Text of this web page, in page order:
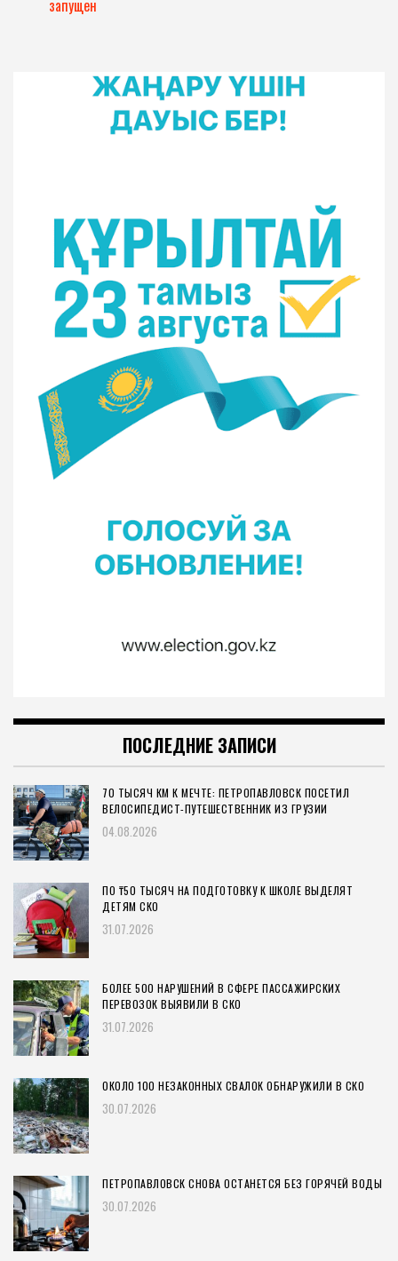
запущен
ПОСЛЕДНИЕ ЗАПИСИ
70 ТЫСЯЧ КМ К МЕЧТЕ: ПЕТРОПАВЛОВСК ПОСЕТИЛ
ВЕЛОСИПЕДИСТ-ПУТЕШЕСТВЕННИК ИЗ ГРУЗИИ
04.08.2026
ПО ₸50 ТЫСЯЧ НА ПОДГОТОВКУ К ШКОЛЕ ВЫДЕЛЯТ
ДЕТЯМ СКО
31.07.2026
БОЛЕЕ 500 НАРУШЕНИЙ В СФЕРЕ ПАССАЖИРСКИХ
ПЕРЕВОЗОК ВЫЯВИЛИ В СКО
31.07.2026
ОКОЛО 100 НЕЗАКОННЫХ СВАЛОК ОБНАРУЖИЛИ В СКО
30.07.2026
ПЕТРОПАВЛОВСК СНОВА ОСТАНЕТСЯ БЕЗ ГОРЯЧЕЙ ВОДЫ
30.07.2026